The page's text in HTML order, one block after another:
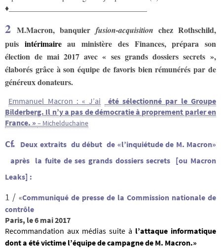
♦___________________________________
2 M.Macron, banquier fusion-acquisition chez Rothschild,
puis intérimaireau ministère des Finances, prépara son
élection de mai 2017 avec « ses grands dossiers secrets »,
élaborés grâce à son équipe de favoris bien rémunérés par de
généreux donateurs.
Emmanuel Macron : « J’ai
été sélectionné par le Groupe
Bilderberg. Il n’y a pas de démocratie à proprement parler en
France. » – Michelduchaine
Cf. Deux extraits du début de «l’inquiétude de M. Macron»
après la fuite de ses grands dossiers secrets [ou Macron
Leaks] :
1 / «Communiqué de presse de la Commission nationale de
contrôle
Paris, le 6 mai 2017
Recommandation aux médias suite à l’attaque informatique
dont a été victime l’équipe de campagne de M. Macron.»